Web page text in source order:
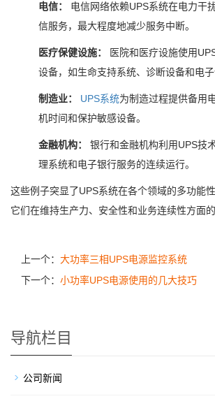
电信：
电信网络依赖UPS系统在电力干
信服务，最大程度地减少服务中断。
医疗保健设施：
医院和医疗设施使用
设备，如生命支持系统、诊断设备和电子
制造业： UPS系统为制造过程提供备用
机时间和保护敏感设备。
金融机构：
银行和金融机构利用UPS技
理系统和电子银行服务的连续运行。
这些例子突显了UPS系统在各个领域的多功能
它们在维持生产力、安全性和业务连续性方面的
上一个： 大功率三相UPS电源监控系统
下一个： 小功率UPS电源使用的几大技巧
导航栏目
公司新闻